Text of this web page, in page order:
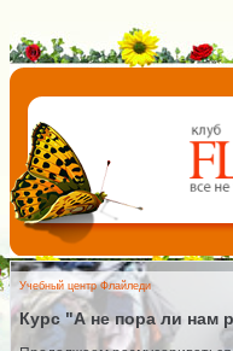
Учебный центр Флайледи
Курс "А не пора ли нам